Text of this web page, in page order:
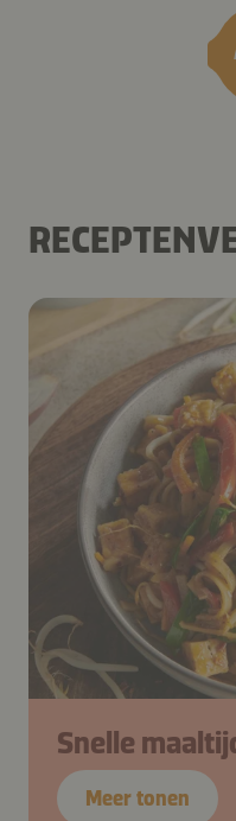
Snelle
Meer tonen